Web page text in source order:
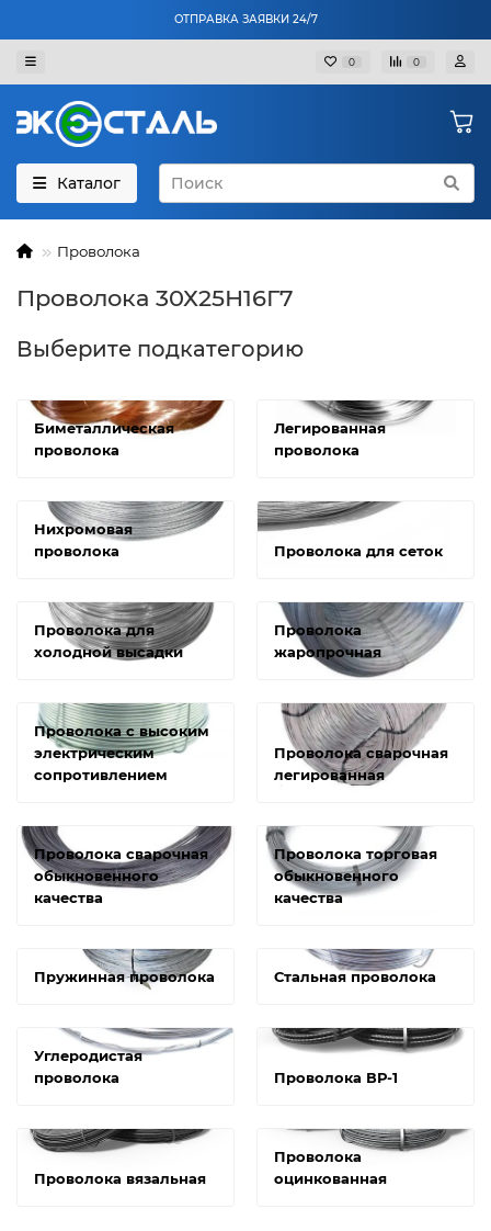
ОТПРАВКА ЗАЯВКИ 24/7
0 0
Каталог
Проволока
Проволока 30Х25Н16Г7
Выберите подкатегорию
Биметаллическая
проволока
Легированная
проволока
Нихромовая
проволока
Проволока для сеток
Проволока для
холодной высадки
Проволока
жаропрочная
Проволока с высоким
электрическим
сопротивлением
Проволока сварочная
легированная
Проволока сварочная
обыкновенного
качества
Проволока торговая
обыкновенного
качества
Пружинная проволока Стальная проволока
Углеродистая
проволока
Проволока ВР-1
Проволока вязальная
Проволока
оцинкованная